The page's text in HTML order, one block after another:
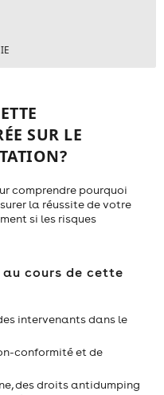
SUR LE
comprendre pourquoi
la réussite de votre
si les risques
cours de cette
intervenants dans le
conformité et de
des droits antidumping